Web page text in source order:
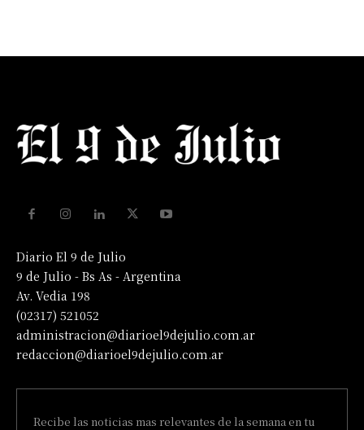
Diario El 9 de Julio
9 de Julio - Bs As - Argentina
Av. Vedia 198
(02317) 521052
administracion@diarioel9dejulio.com.ar
redaccion@diarioel9dejulio.com.ar
Recibe las noticias mas relevantes de la semana en tu